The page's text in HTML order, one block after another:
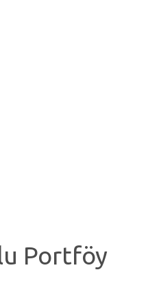
Portföy